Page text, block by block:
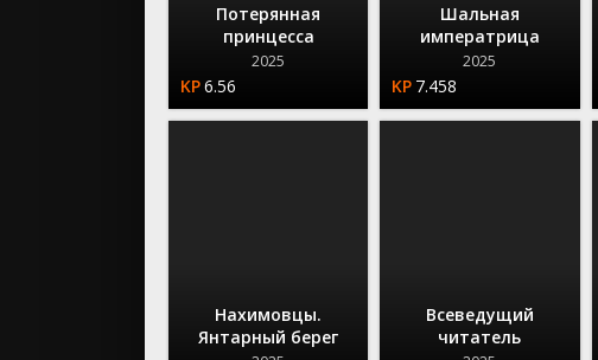
Потерянная
принцесса
2025
6.56
Шальная
императрица
2025
7.458
Нахимовцы.
Янтарный берег
Всеведущий
читатель